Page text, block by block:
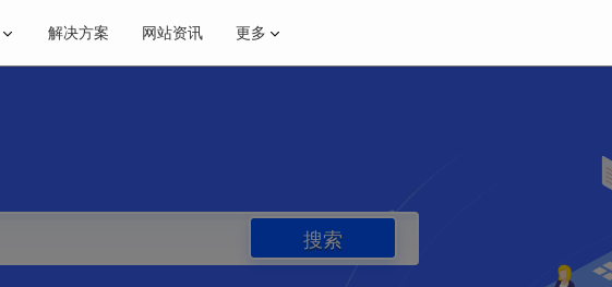
解决方案 网站资讯 更多
搜索